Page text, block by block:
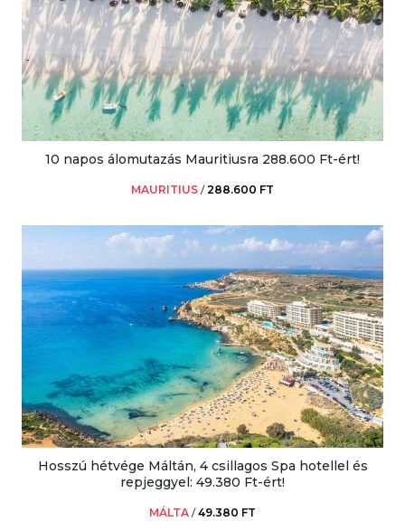
10 napos álomutazás Mauritiusra 288.600 Ft-ért!
MAURITIUS /288.600 FT
Hosszú hétvége Máltán, 4 csillagos Spa hotellel és
repjeggyel: 49.380 Ft-ért!
MÁLTA /49.380 FT